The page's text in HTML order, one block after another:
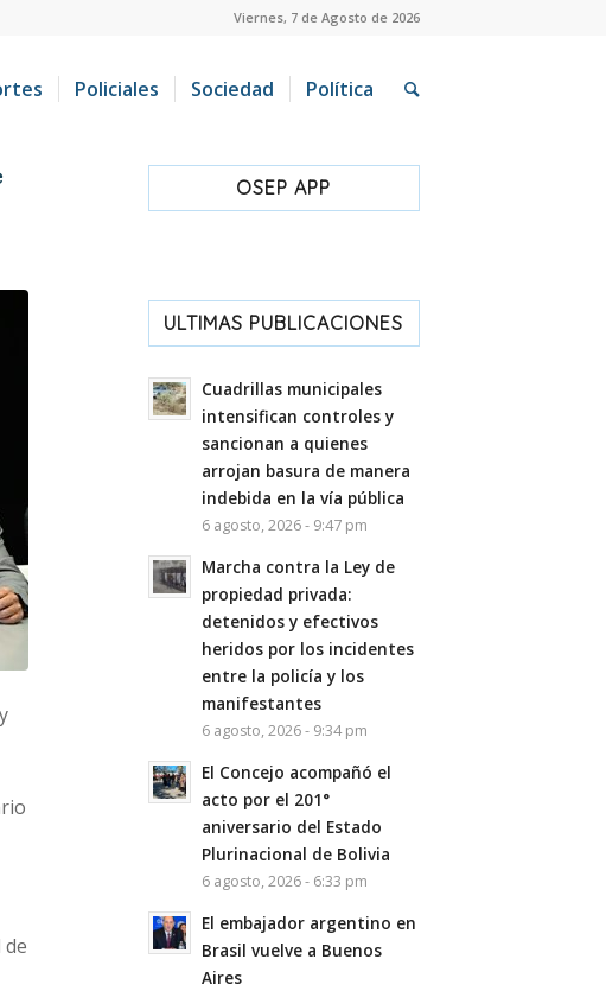
Viernes, 7 de Agosto de 2026
Policiales Sociedad Política
OSEP APP
ULTIMAS PUBLICACIONES
Cuadrillas municipales
intensifican controles y
sancionan a quienes
arrojan basura de manera
indebida en la vía pública
6 agosto, 2026 - 9:47 pm
Marcha contra la Ley de
propiedad privada:
detenidos y efectivos
heridos por los incidentes
entre la policía y los
manifestantes
6 agosto, 2026 - 9:34 pm
El Concejo acompañó el
acto por el 201°
aniversario del Estado
Plurinacional de Bolivia
6 agosto, 2026 - 6:33 pm
El embajador argentino en
Brasil vuelve a Buenos
Aires